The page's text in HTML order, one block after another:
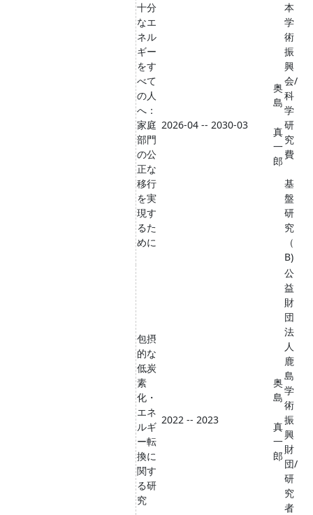
十分
なエ
ネル
ギー
をす
べて
の人
へ：
家庭
部門
の公
正な
移行
を実
現す
るた
めに
2026-04 -- 2030-03
奥
島
真
一
郎
本
学
術
振
興
会/
科
学
研
究
費
基
盤
研
究
（
B)
包摂
的な
低炭
素
化・
エネ
ルギ
ー転
換に
関す
る研
究
2022 -- 2023
奥
島
真
一
郎
公
益
財
団
法
人
鹿
島
学
術
振
興
財
団/
研
究
者